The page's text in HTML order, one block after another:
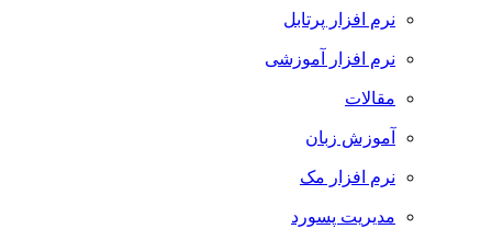
نرم افزار پرتابل
نرم افزار آموزشی
مقالات
آموزش زبان
نرم افزار مک
مدیریت پسورد